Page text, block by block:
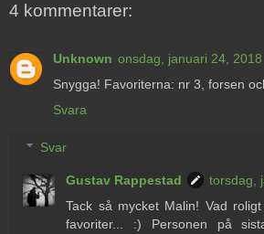
4 kommentarer:
Unknown onsdag, januari 24, 2018
Snygga! Favoriterna: nr 3, forsen
Svara
Svar
Gustav Rappestad
torsdag,
Tack så mycket Malin! Vad
favoriter... :) Personen på